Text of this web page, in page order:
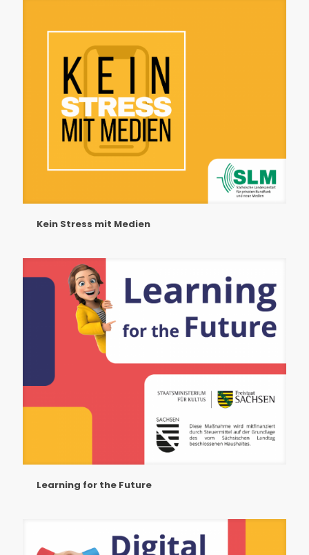
Kein Stress mit Medien
Learning for the Future